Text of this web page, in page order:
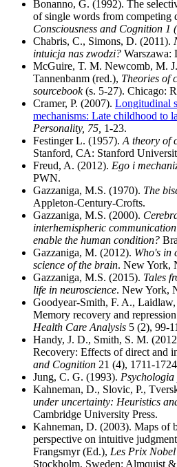
Bonanno, G. (1992). The
of single words from competing
Consciousness and Cognition 1
Chabris, C., Simons, D. (2011).
intuicja nas zwodzi? Warszawa:
McGuire, T. M. Newcomb, M.
Tannenbanm (red.), Theories of
sourcebook(s. 5-27). Chicago:
Cramer, P. (2007). Longitudinal
mechanisms: Late childhood to
Personality, 75, 1-23.
Festinger L. (1957). A theory of
Stanford, CA: Stanford
Freud, A. (2012). Ego i
PWN.
Gazzaniga, M.S. (1970). The
Appleton-Century-Crofts.
Gazzaniga, M.S. (2000).
interhemispheric
enable the human condition?
Gazzaniga, M. (2012). Who's in
science of the brain. New York,
Gazzaniga, M.S. (2015). Tales
life in neuroscience. New York,
Goodyear-Smith, F. A.,
Memory recovery and
Health Care Analysis 5 (2), 99-
Handy, J. D., Smith, S. M.
Recovery: Effects of direct and
and Cognition 21 (4), 1711-
Jung, C. G. (1993). Psychologia
Kahneman, D., Slovic, P.,
under uncertainty: Heuristics
Cambridge University Press.
Kahneman, D. (2003). Maps of
perspective on intuitive
Frangsmyr (Ed.), Les Prix
Stockholm, Sweden: Almquist